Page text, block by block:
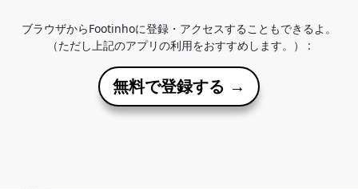
ブラウザからFootinhoに登録・アクセスすることもできるよ。
（ただし上記のアプリの利用をおすすめします。） :
無料で登録する →